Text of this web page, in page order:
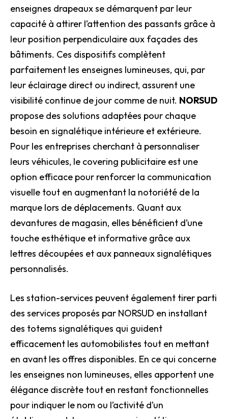
enseignes drapeaux se démarquent par leur
capacité à attirer l’attention des passants grâce à
leur position perpendiculaire aux façades des
bâtiments. Ces dispositifs complètent
parfaitement les enseignes lumineuses, qui, par
leur éclairage direct ou indirect, assurent une
visibilité continue de jour comme de nuit. NORSUD
propose des solutions adaptées pour chaque
besoin en signalétique intérieure et extérieure.
Pour les entreprises cherchant à personnaliser
leurs véhicules, le covering publicitaire est une
option efficace pour renforcer la communication
visuelle tout en augmentant la notoriété de la
marque lors de déplacements. Quant aux
devantures de magasin, elles bénéficient d’une
touche esthétique et informative grâce aux
lettres découpées et aux panneaux signalétiques
personnalisés.
Les station-services peuvent également tirer parti
des services proposés par NORSUD en installant
des totems signalétiques qui guident
efficacement les automobilistes tout en mettant
en avant les offres disponibles. En ce qui concerne
les enseignes non lumineuses, elles apportent une
élégance discrète tout en restant fonctionnelles
pour indiquer le nom ou l’activité d’un